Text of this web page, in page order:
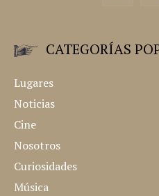
CATEGORÍAS
Lugares
Noticias
Cine
Nosotros
Curiosidades
Música